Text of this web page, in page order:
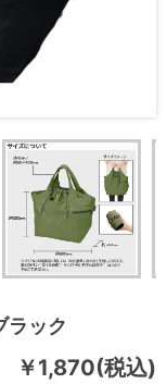
ック
￥1,870(税込)